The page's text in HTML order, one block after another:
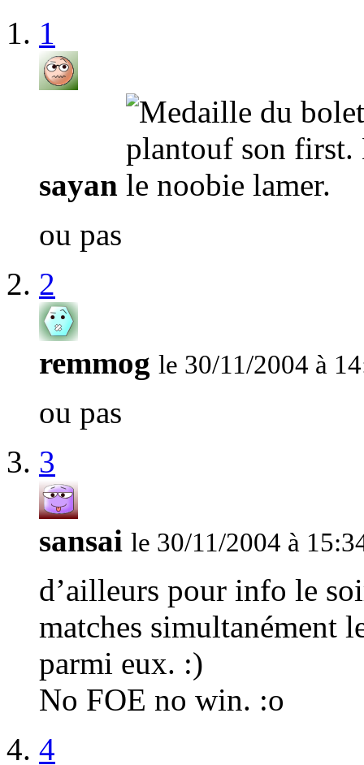
1
sayan
ou pas
2
remmog le 30/11/2004 à
ou pas
3
sansai le 30/11/2004 à
d’ailleurs pour info le
matches simultanément
parmi eux. :)
No FOE no win. :o
4